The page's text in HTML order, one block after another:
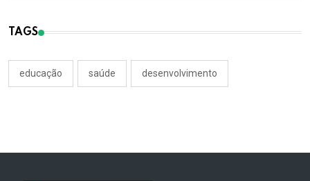
TAGS
educação saúde desenvolvimento